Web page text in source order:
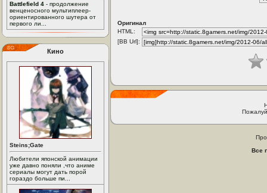
Battlefield 4 - продолжение
венценосного мультиплеер-
ориентированного шутера от
первого ли...
Кино
Steins;Gate
Любители японской анимации
уже давно поняли ,что аниме
сериалы могут дать порой
гораздо больше пи...
Оригинал
HTML:
[BB Url]:
Все